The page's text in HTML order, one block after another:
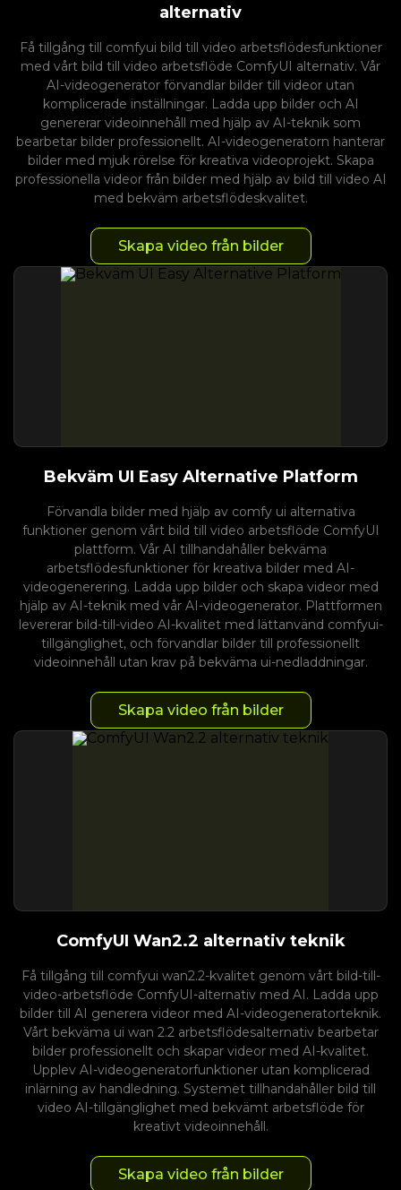
alternativ
Få tillgång till comfyui bild till video arbetsflödesfunktioner
med vårt bild till video arbetsflöde ComfyUI alternativ. Vår
AI-videogenerator förvandlar bilder till videor utan
komplicerade inställningar. Ladda upp bilder och AI
genererar videoinnehåll med hjälp av AI-teknik som
bearbetar bilder professionellt. AI-videogeneratorn hanterar
bilder med mjuk rörelse för kreativa videoprojekt. Skapa
professionella videor från bilder med hjälp av bild till video AI
med bekväm arbetsflödeskvalitet.
Skapa video från bilder
Bekväm UI Easy Alternative Platform
Förvandla bilder med hjälp av comfy ui alternativa
funktioner genom vårt bild till video arbetsflöde ComfyUI
plattform. Vår AI tillhandahåller bekväma
arbetsflödesfunktioner för kreativa bilder med AI-
videogenerering. Ladda upp bilder och skapa videor med
hjälp av AI-teknik med vår AI-videogenerator. Plattformen
levererar bild-till-video AI-kvalitet med lättanvänd comfyui-
tillgänglighet, och förvandlar bilder till professionellt
videoinnehåll utan krav på bekväma ui-nedladdningar.
Skapa video från bilder
ComfyUI Wan2.2 alternativ teknik
Få tillgång till comfyui wan2.2-kvalitet genom vårt bild-till-
video-arbetsflöde ComfyUI-alternativ med AI. Ladda upp
bilder till AI generera videor med AI-videogeneratorteknik.
Vårt bekväma ui wan 2.2 arbetsflödesalternativ bearbetar
bilder professionellt och skapar videor med AI-kvalitet.
Upplev AI-videogeneratorfunktioner utan komplicerad
inlärning av handledning. Systemet tillhandahåller bild till
video AI-tillgänglighet med bekvämt arbetsflöde för
kreativt videoinnehåll.
Skapa video från bilder